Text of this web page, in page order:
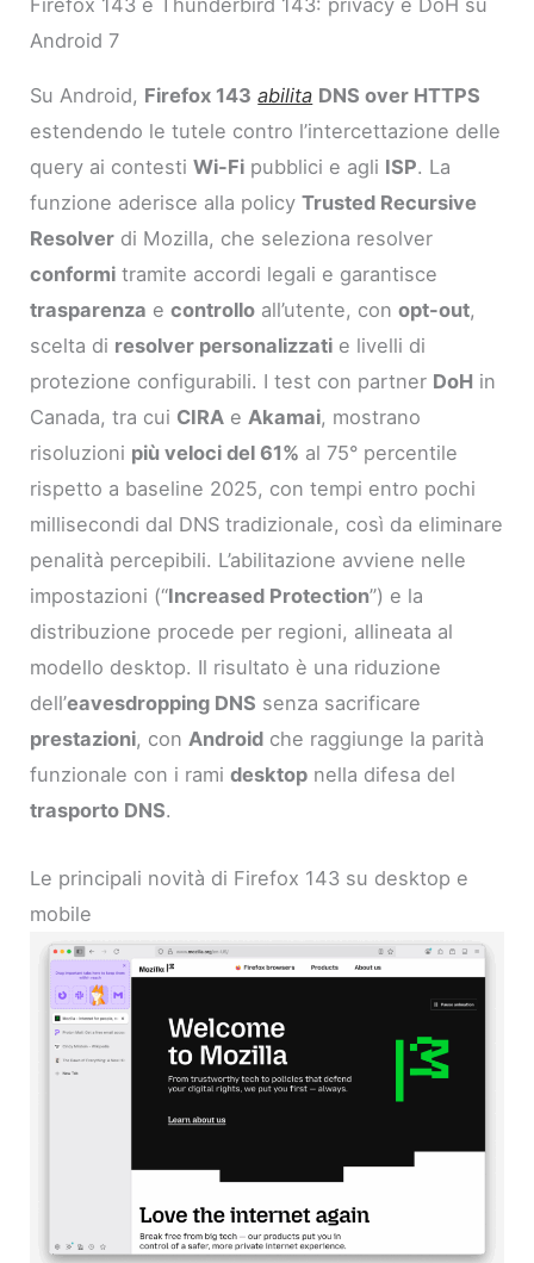
Firefox 143 e Thunderbird 143: privacy e DoH su
Android 7
Su Android, Firefox 143 abilita DNS over HTTPS
estendendo le tutele contro l’intercettazione delle
query ai contestiWi-Fi pubblici e agli ISP. La
funzione aderisce alla policyTrusted Recursive
Resolver di Mozilla, che seleziona resolver
conformi tramite accordi legali e garantisce
trasparenza econtrollo all’utente, conopt-out,
scelta di resolver personalizzati e livelli di
protezione configurabili. I test con partner DoH in
Canada, tra cui CIRA eAkamai, mostrano
risoluzioni più veloci del 61% al 75° percentile
rispetto a baseline 2025, con tempi entro pochi
millisecondi dal DNS tradizionale, così da eliminare
penalità percepibili. L’abilitazione avviene nelle
impostazioni (“Increased Protection”) e la
distribuzione procede per regioni, allineata al
modello desktop. Il risultato è una riduzione
dell’eavesdropping DNS senza sacrificare
prestazioni, conAndroid che raggiunge la parità
funzionale con i ramidesktop nella difesa del
trasporto DNS.
Le principali novità di Firefox 143 su desktop e
mobile